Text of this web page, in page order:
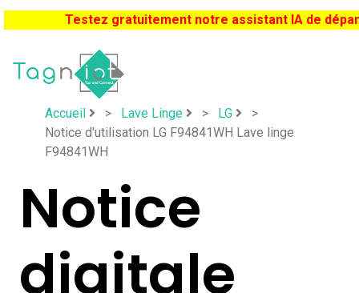
Testez gratuitement notre assistant IA de
Accueil > Lave Linge > LG
>
Notice d'utilisation LG F94841WH Lave linge
F94841WH
Notice
digitale